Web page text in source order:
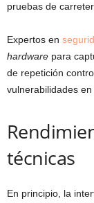
pruebas de
Expertos en
hardware para
de repetición
vulnerabilidades en
técnicas
En principio, la